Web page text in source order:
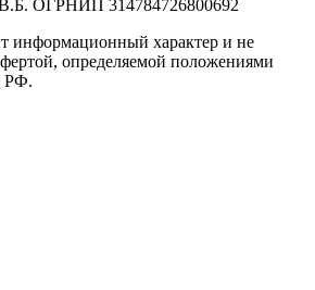
ОГРНИП 314784726800692
информационный характер и не
определяемой положениями
РФ.